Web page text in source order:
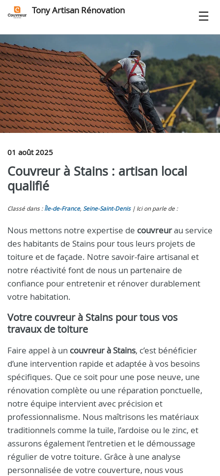
Tony Artisan Rénovation
01 août 2025
Couvreur à Stains : artisan local
qualifié
Classé dans : Île-de-France, Seine-Saint-Denis Ici on parle de :
Nous mettons notre expertise de couvreurau service
des habitants de Stains pour tous leurs projets de
toiture et de façade. Notre savoir-faire artisanal et
notre réactivité font de nous un partenaire de
confiance pour entretenir et rénover durablement
votre habitation.
Votre couvreur à Stains pour tous vos
travaux de toiture
Faire appel à un couvreur à Stains, c’est bénéficier
d’une intervention rapide et adaptée à vos besoins
spécifiques. Que ce soit pour une pose neuve, une
rénovation complète ou une réparation ponctuelle,
notre équipe intervient avec précision et
professionnalisme. Nous maîtrisons les matériaux
traditionnels comme la tuile, l’ardoise ou le zinc, et
assurons également l’entretien et le démoussage
régulier de votre toiture. Grâce à une analyse
personnalisée de votre couverture, nous vous